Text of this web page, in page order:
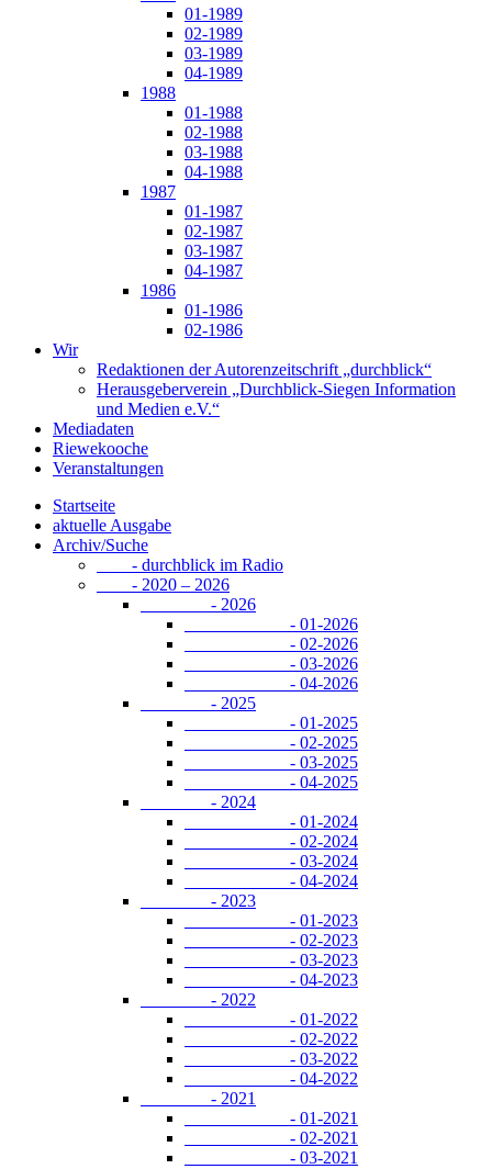
01-1989
02-1989
03-1989
04-1989
1988
01-1988
02-1988
03-1988
04-1988
1987
01-1987
02-1987
03-1987
04-1987
1986
01-1986
02-1986
Wir
Redaktionen der Autorenzeitschrift „durchblick“
Herausgeberverein „Durchblick-Siegen Information
und Medien e.V.“
Mediadaten
Riewekooche
Veranstaltungen
Startseite
aktuelle Ausgabe
Archiv/Suche
- durchblick im Radio
- 2020 – 2026
- 2026
- 01-2026
- 02-2026
- 03-2026
- 04-2026
- 2025
- 01-2025
- 02-2025
- 03-2025
- 04-2025
- 2024
- 01-2024
- 02-2024
- 03-2024
- 04-2024
- 2023
- 01-2023
- 02-2023
- 03-2023
- 04-2023
- 2022
- 01-2022
- 02-2022
- 03-2022
- 04-2022
- 2021
- 01-2021
- 02-2021
- 03-2021